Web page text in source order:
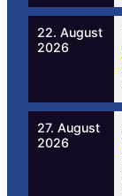
22. August
2026
27. August
2026